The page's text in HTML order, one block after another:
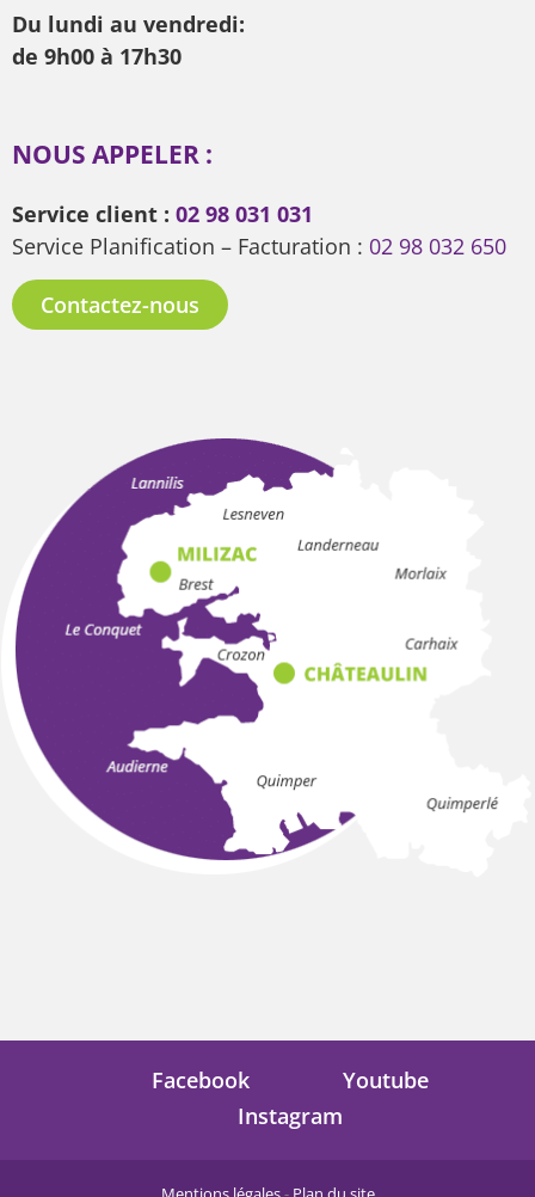
Du lundi au vendredi:
de 9h00 à 17h30
NOUS APPELER :
Service client : 02 98 031 031
Service Planification – Facturation : 02 98 032 650
Contactez-nous
Facebook
Youtube
Instagram